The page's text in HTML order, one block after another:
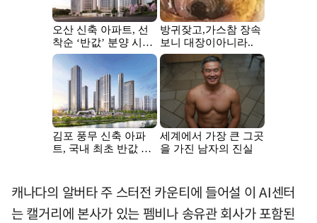
캐나다의 알버타 주 스터전 카운티에 들어설 이 AI센터
는 캘거리에 본사가 있는 펨비나 송유관 회사가 포함된